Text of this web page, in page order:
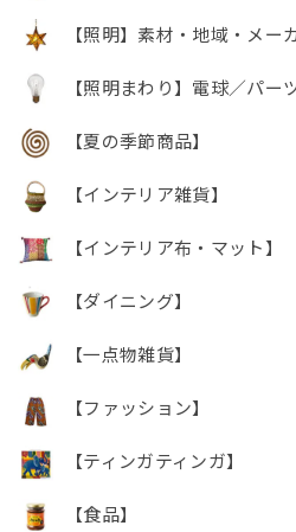
【照明】素材・地域・メー
【照明まわり】電球／パー
【夏の季節商品】
【インテリア雑貨】
【インテリア布・マット】
【ダイニング】
【一点物雑貨】
【ファッション】
【ティンガティンガ】
【食品】